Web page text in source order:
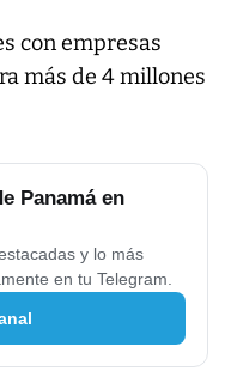
con empresas
más de 4 millones
Panamá en
y lo más
en tu Telegram.